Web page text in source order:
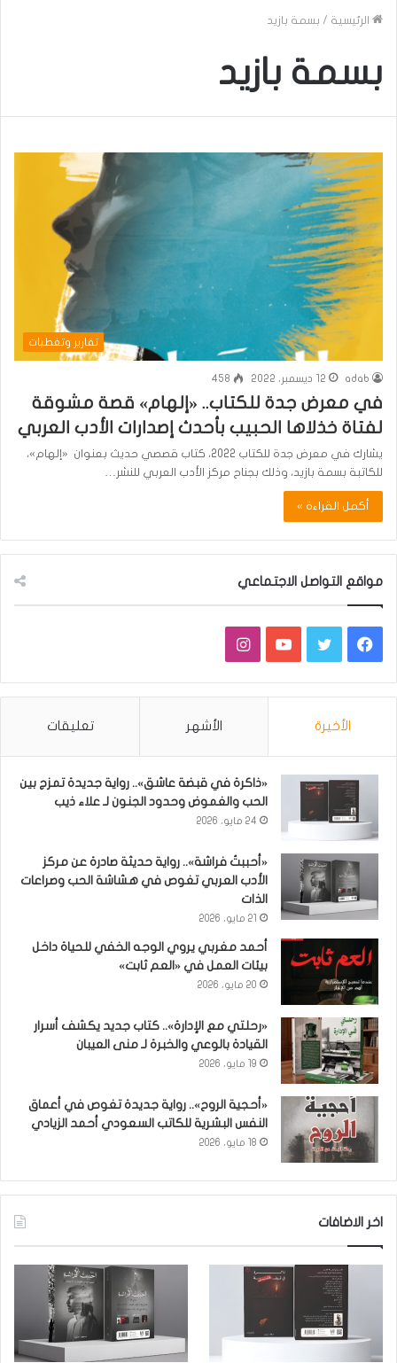
الرئيسية / بسمة بازيد
بسمة بازيد
تقارير وتغطيات
adab 12 ديسمبر، 2022 458
في معرض جدة للكتاب.. «إلهام» قصة مشوقة
لفتاة خذلاها الحبيب بأحدث إصدارات الأدب العربي
يشارك في معرض جدة للكتاب 2022، كتاب قصصي حديث بعنوان «إلهام»،
للكاتبة بسمة بازيد، وذلك بجناح مركز الأدب العربي للنشر…
أكمل القراءة »
مواقع التواصل الاجتماعي
فيسبوكتويتر يوتيوبانستقرام
الأخيرة الأشهر تعليقات
«ذاكرة في قبضة عاشق».. رواية جديدة تمزج بين
الحب والغموض وحدود الجنون لـ علاء ذيب
24 مايو، 2026
«أحببتُ فراشة».. رواية حديثة صادرة عن مركز
الأدب العربي تغوص في هشاشة الحب وصراعات
الذات
21 مايو، 2026
أحمد مغربي يروي الوجه الخفي للحياة داخل
بيئات العمل في «العم ثابت»
20 مايو، 2026
«رحلتي مع الإدارة».. كتاب جديد يكشف أسرار
القيادة بالوعي والخبرة لـ منى العيبان
19 مايو، 2026
«أحجية الروح».. رواية جديدة تغوص في أعماق
النفس البشرية للكاتب السعودي أحمد الزيادي
18 مايو، 2026
اخر الاضافات